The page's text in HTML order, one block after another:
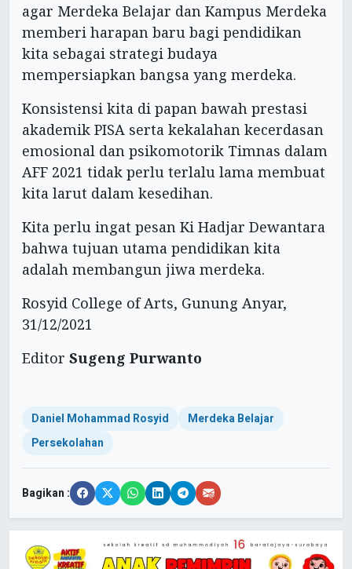
agar Merdeka Belajar dan Kampus Merdeka
memberi harapan baru bagi pendidikan
kita sebagai strategi budaya
mempersiapkan bangsa yang merdeka.
Konsistensi kita di papan bawah prestasi
akademik PISA serta kekalahan kecerdasan
emosional dan psikomotorik Timnas dalam
AFF 2021 tidak perlu terlalu lama membuat
kita larut dalam kesedihan.
Kita perlu ingat pesan Ki Hadjar Dewantara
bahwa tujuan utama pendidikan kita
adalah membangun jiwa merdeka.
Rosyid College of Arts, Gunung Anyar,
31/12/2021
Editor Sugeng Purwanto
Daniel Mohammad Rosyid
Merdeka Belajar
Persekolahan
Bagikan :